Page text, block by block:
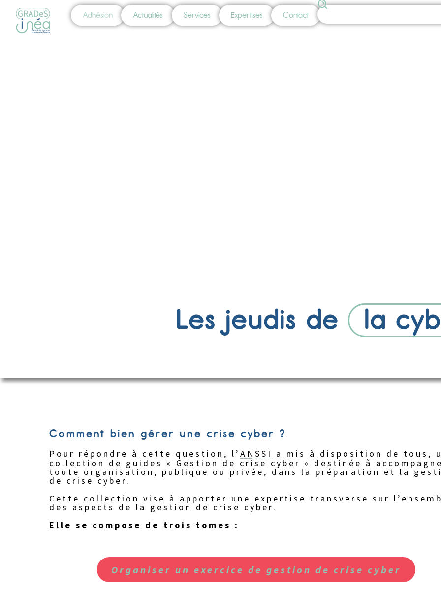
Adhésion Actualités Services Expertises Contact
Les jeudis de la
Comment bien gérer une crise cyber ?
Pour répondre à cette question, l’ ANSSI
a mis à disposition de tous,
collection de guides « Gestion de crise cyber » destinée à
toute organisation, publique ou privée, dans la préparation et la
de crise cyber.
Cette collection vise à apporter une expertise transverse sur
des aspects de la gestion de crise cyber.
Elle se compose de trois tomes :
Organiser un exercice de gestion de crise cyber